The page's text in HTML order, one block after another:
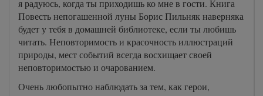
я радуюсь, когда ты приходишь ко мне в гости. Книга
Повесть непогашенной луны Борис Пильняк наверняка
будет у тебя в домашней библиотеке, если ты любишь
читать. Неповторимость и красочность иллюстраций
природы, мест событий всегда восхищает своей
неповторимостью и очарованием.
Очень любопытно наблюдать за тем, как герои,